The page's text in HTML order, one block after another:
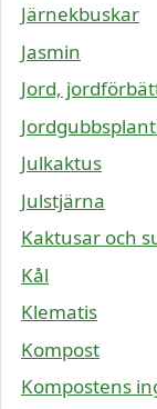
Järnekbuskar
Jasmin
Jord,
Julkaktus
Julstjärna
Kaktusar och
Kål
Klematis
Kompost
Kompostens